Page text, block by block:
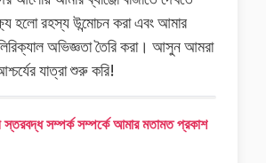
হলো রহস্য উন্মোচন করা এবং আমার
লিরিক্যাল অভিজ্ঞতা তৈরি করা। আসুন আমরা
যাত্রা শুরু করি!
স্তরবদ্ধ সম্পর্ক সম্পর্কে আমার মতামত প্রকাশ